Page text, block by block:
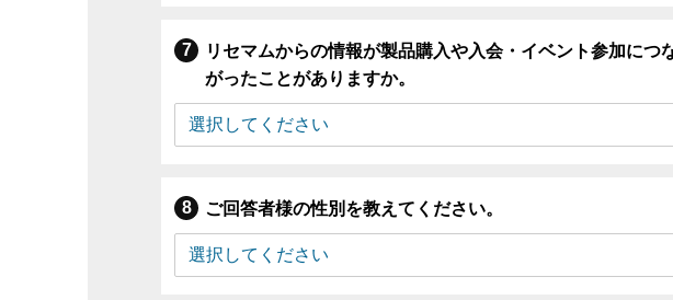
リセマムからの情報が製品購入や入会・イベント参加につ
がったことがありますか。
ご回答者様の性別を教えてください。